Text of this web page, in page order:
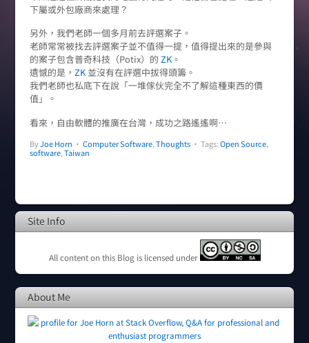
下屬或外包廠商來處理？
另外，我們老師一個多月前去評選案子。
老師常常被找去評選案子並不值得一提，值得提出來的是參與
的案子包含普奇科技（Potix）的 ZK。
遺憾的是， ZK並沒有在評選中拔得頭籌。
我們老師也私底下在說「一堆傢伙完全不了解這種東西的價
值」。
看來，自由軟體的推廣在台灣，成功之路遙遙啊…
ByJoe Horn • Computer Software,Thoughts • Tags:Open Source,
software,Taiwan
Site Info
All content on this Blog is licensed under
About Me